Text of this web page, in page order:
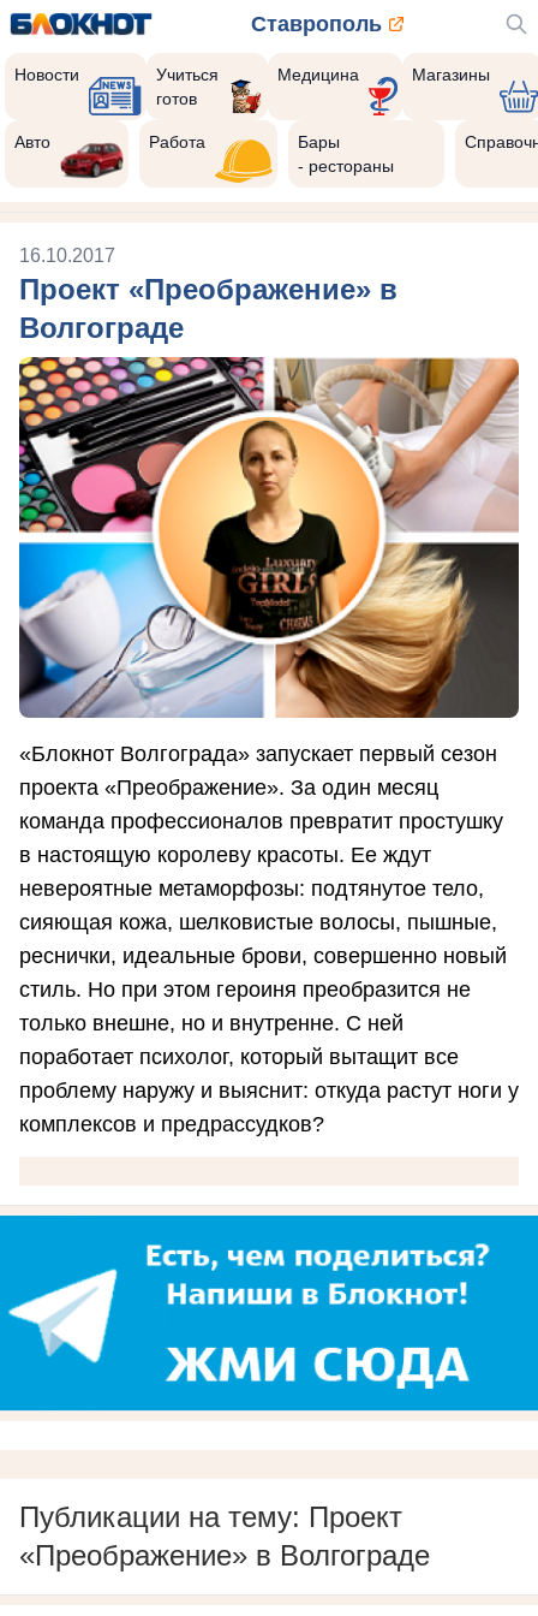
Ставрополь
Новости
Учиться
готов
Медицина Магазины
Авто Работа
Бары
- рестораны
16.10.2017
Проект «Преображение» в
Волгограде
«Блокнот Волгограда» запускает первый сезон
проекта «Преображение». За один месяц
команда профессионалов превратит простушку
в настоящую королеву красоты. Ее ждут
невероятные метаморфозы: подтянутое тело,
сияющая кожа, шелковистые волосы, пышные,
реснички, идеальные брови, совершенно новый
стиль. Но при этом героиня преобразится не
только внешне, но и внутренне. С ней
поработает психолог, который вытащит все
проблему наружу и выяснит: откуда растут ноги у
комплексов и предрассудков?
Публикации на тему: Проект
«Преображение» в Волгограде